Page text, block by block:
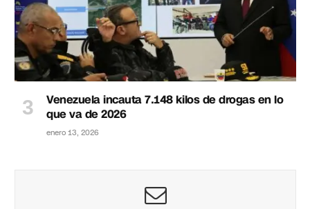
Venezuela incauta 7.148 kilos de drogas en lo
que va de 2026
enero 13, 2026